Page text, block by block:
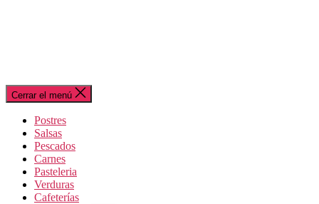
Cerrar el menú
Postres
Salsas
Pescados
Carnes
Pasteleria
Verduras
Cafeterías